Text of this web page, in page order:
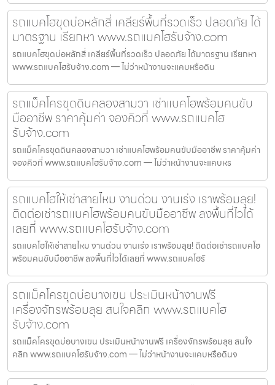
รถแบคโฮขุดบ่อหลักสี่ เคลียร์พื้นที่รวดเร็ว ปลอดภัย ได้
มาตรฐาน เรียกหา www.รถแบคโฮรับจ้าง.com
รถแบคโฮขุดบ่อหลักสี่ เคลียร์พื้นที่รวดเร็ว ปลอดภัย ได้มาตรฐาน เรียกหา
www.รถแบคโฮรับจ้าง.com — ไม่ว่าหน้างานจะแคบหรือดิน
รถแม็คโครขุดดินคลองสามวา เช่าแบคโฮพร้อมคนขับ
มืออาชีพ ราคาคุ้มค่า จองคิวที่ www.รถแบคโฮ
รับจ้าง.com
รถแม็คโครขุดดินคลองสามวา เช่าแบคโฮพร้อมคนขับมืออาชีพ ราคาคุ้มค่า
จองคิวที่ www.รถแบคโฮรับจ้าง.com — ไม่ว่าหน้างานจะแคบหร
รถแบคโฮให้เช่าสายไหม งานด่วน งานเร่ง เราพร้อมลุย!
ติดต่อเช่ารถแบคโฮพร้อมคนขับมืออาชีพ ลงพื้นที่ไวได้
เลยที่ www.รถแบคโฮรับจ้าง.com
รถแบคโฮให้เช่าสายไหม งานด่วน งานเร่ง เราพร้อมลุย! ติดต่อเช่ารถแบคโฮ
พร้อมคนขับมืออาชีพ ลงพื้นที่ไวได้เลยที่ www.รถแบคโฮรั
รถแม็คโครขุดบ่อบางเขน ประเมินหน้างานฟรี
เครื่องจักรพร้อมลุย สนใจคลิก www.รถแบคโฮ
รับจ้าง.com
รถแม็คโครขุดบ่อบางเขน ประเมินหน้างานฟรี เครื่องจักรพร้อมลุย สนใจ
คลิก www.รถแบคโฮรับจ้าง.com — ไม่ว่าหน้างานจะแคบหรือดินจ